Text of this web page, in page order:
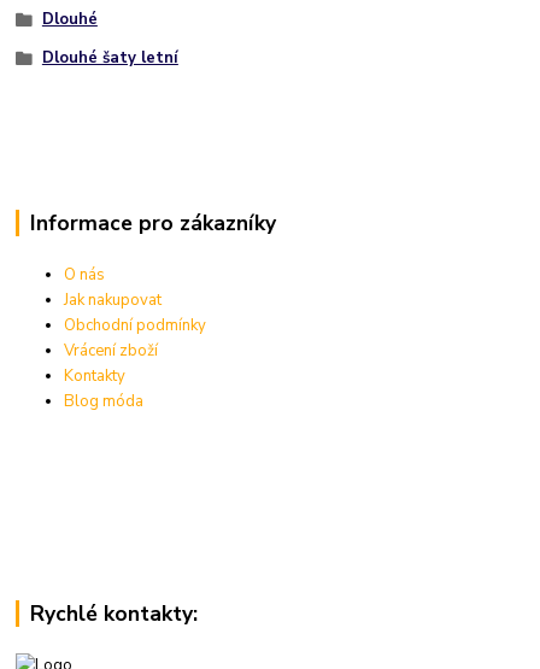
Dlouhé
Dlouhé šaty letní
Informace pro zákazníky
O nás
Jak nakupovat
Obchodní podmínky
Vrácení zboží
Kontakty
Blog móda
Rychlé kontakty: